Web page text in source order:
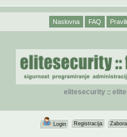
Naslovna FAQ
elitesecurity::
Login Registracija